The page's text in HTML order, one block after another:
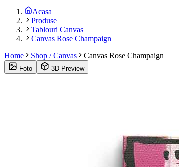
Acasa
Produse
Tablouri Canvas
Canvas Rose Champaign
Home
Shop / Canvas Canvas Rose Champaign
Foto 3D Preview